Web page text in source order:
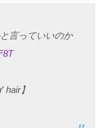
言っていいのか
】